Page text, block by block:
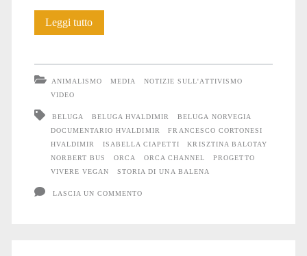
Leggi tuttoStoria
ANIMALISMO MEDIA
NOTIZIE SULL'ATTIVISMO
VIDEO
BELUGA BELUGA HVALDIMIR
BELUGA NORVEGIA
DOCUMENTARIO HVALDIMIR
FRANCESCO CORTONESI
HVALDIMIR
ISABELLA CIAPETTI
KRISZTINA BALOTAY
NORBERT BUS
ORCA ORCA CHANNEL
PROGETTO
VIVERE VEGAN
STORIA DI UNA BALENA
LASCIA UN COMMENTO